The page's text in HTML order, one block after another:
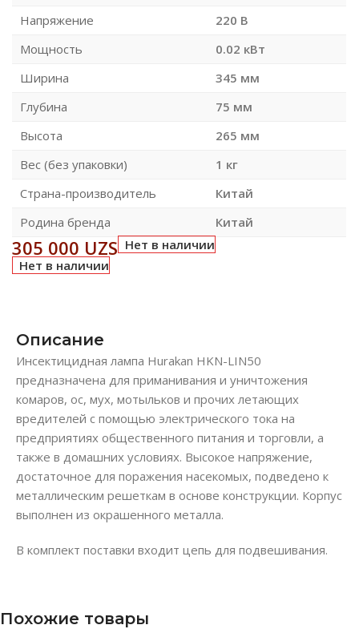
Напряжение
220 В
Мощность
0.02 кВт
Ширина
345 мм
Глубина
75 мм
Высота
265 мм
Вес (без упаковки)
1 кг
Страна-производитель
Китай
Родина бренда
Китай
305 000 UZS Нет в наличии
Нет в наличии
Описание
Инсектицидная лампа Hurakan HKN-LIN50
предназначена для приманивания и уничтожения
комаров, ос, мух, мотыльков и прочих летающих
вредителей с помощью электрического тока на
предприятиях общественного питания и торговли, а
также в домашних условиях. Высокое напряжение,
достаточное для поражения насекомых, подведено к
металлическим решеткам в основе конструкции. Корпус
выполнен из окрашенного металла.
В комплект поставки входит цепь для подвешивания.
Похожие товары